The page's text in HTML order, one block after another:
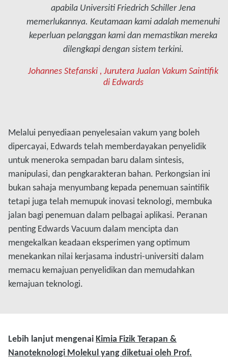
apabila Universiti Friedrich Schiller Jena
memerlukannya. Keutamaan kami adalah memenuhi
keperluan pelanggan kami dan memastikan mereka
dilengkapi dengan sistem terkini.
Johannes Stefanski , Jurutera Jualan Vakum Saintifik
di Edwards
Melalui penyediaan penyelesaian vakum yang boleh
dipercayai, Edwards telah memberdayakan penyelidik
untuk meneroka sempadan baru dalam sintesis,
manipulasi, dan pengkarakteran bahan. Perkongsian ini
bukan sahaja menyumbang kepada penemuan saintifik
tetapi juga telah memupuk inovasi teknologi, membuka
jalan bagi penemuan dalam pelbagai aplikasi. Peranan
penting Edwards Vacuum dalam mencipta dan
mengekalkan keadaan eksperimen yang optimum
menekankan nilai kerjasama industri-universiti dalam
memacu kemajuan penyelidikan dan memudahkan
kemajuan teknologi.
Lebih lanjut mengenaiKimia Fizik Terapan &
Nanoteknologi Molekul yang diketuai oleh Prof.